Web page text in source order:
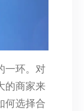
一环。对
的商家来
何选择合